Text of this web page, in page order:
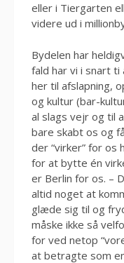
eller i Tiergarten
videre ud i
Bydelen har
fald har vi i snart
her til afslapning,
og kultur (bar-
al slags vejr og til
bare skabt os og
der “virker” for os
for at bytte én
er Berlin for os. –
altid noget at
glæde sig til og
måske ikke så
for ved netop
at betragte som